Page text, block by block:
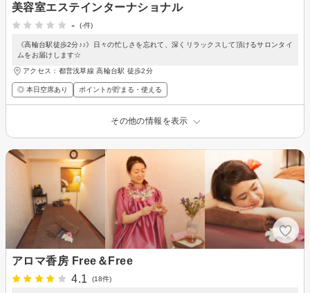
美容室エステインターナショナル
-
(-件)
《高輪台駅徒歩2分♪♪》日々の忙しさを忘れて、深くリラックスして頂けるサロンタイ
ムをお届けします☆
アクセス：都営浅草線 高輪台駅 徒歩2分
◎ 本日空席あり ポイントが貯まる・使える
その他の情報を表示
アロマ香房 Free＆Free
4.1
(18件)